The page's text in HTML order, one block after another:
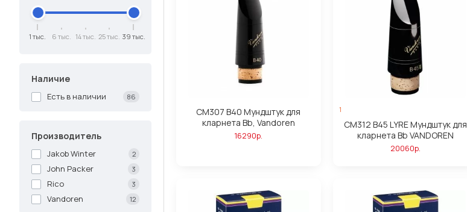
1 тыс. 6 тыс. 14 тыс. 25 тыс. 39 тыс.
Наличие
Есть в наличии 86
Производитель
Jakob Winter 2
John Packer 3
Rico 3
Vandoren 12
CM307 B40 Мундштук для
кларнета Bb, Vandoren
16290р.
1
CM312 B45 LYRE Мундштук для
кларнета Bb VANDOREN
20060р.